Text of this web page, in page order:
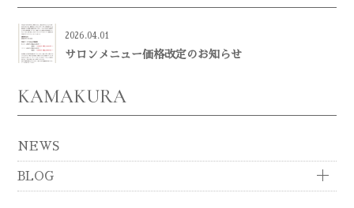
2026.04.01
サロンメニュー価格改定のお知らせ
KAMAKURA
NEWS
BLOG